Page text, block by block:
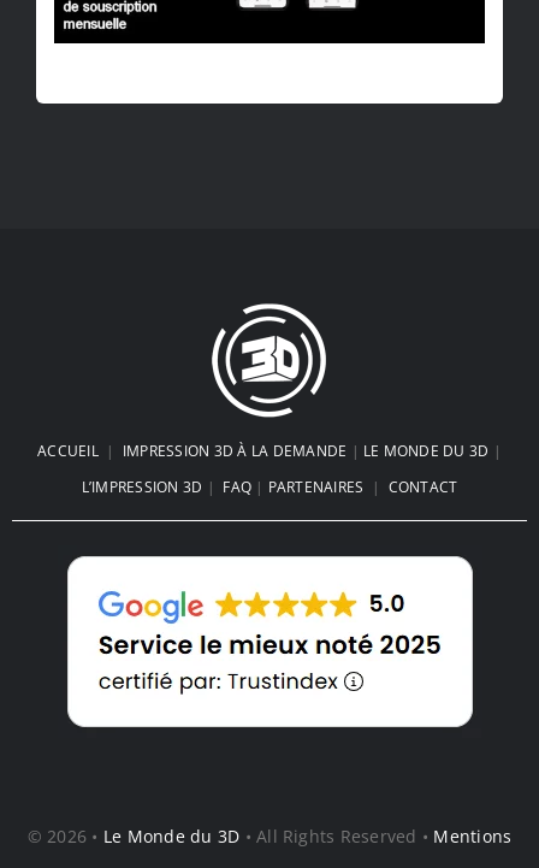
ACCUEIL| IMPRESSION 3D À LA DEMANDE | LE MONDE DU 3D |
L’IMPRESSION 3D | FAQ | PARTENAIRES | CONTACT
© 2026 • Le Monde du 3D • All Rights Reserved • Mentions